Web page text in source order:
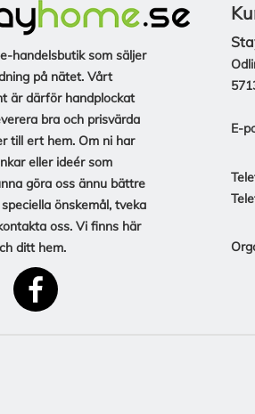
handelsbutik som säljer
på nätet. Vårt
är därför handplockat
bra och prisvärda
till ert hem. Om ni har
eller ideér som
göra oss ännu bättre
önskemål, tveka
oss. Vi finns här
ditt hem.
E-